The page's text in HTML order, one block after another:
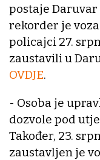
postaje Daruvar
rekorder je
policajci 27.
zaustavili u
OVDJE.
- Osoba je
dozvole pod
Također, 23.
zaustavljen je